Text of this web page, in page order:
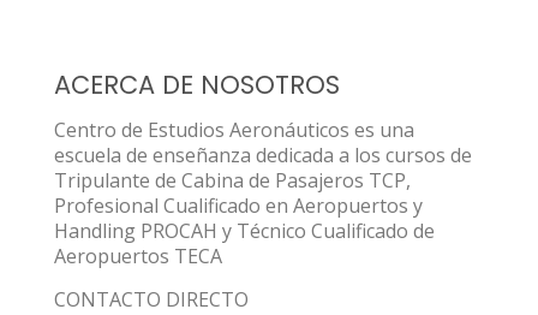
ACERCA DE NOSOTROS
Centro de Estudios Aeronáuticos es una
escuela de enseñanza dedicada a los cursos de
Tripulante de Cabina de Pasajeros TCP,
Profesional Cualificado en Aeropuertos y
Handling PROCAH y Técnico Cualificado de
Aeropuertos TECA
CONTACTO DIRECTO